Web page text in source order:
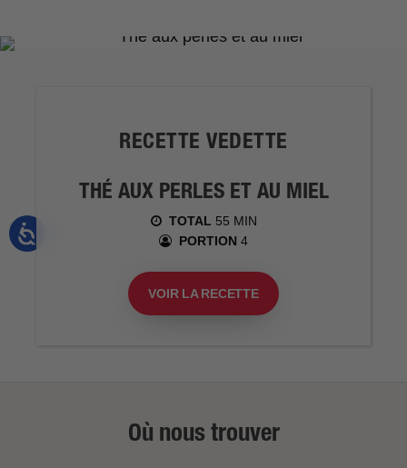
RECETTE VEDETTE
THÉ AUX PERLES ET AU MIEL
TOTAL 55 MIN
PORTION 4
VOIR LA RECETTE
Où nous trouver